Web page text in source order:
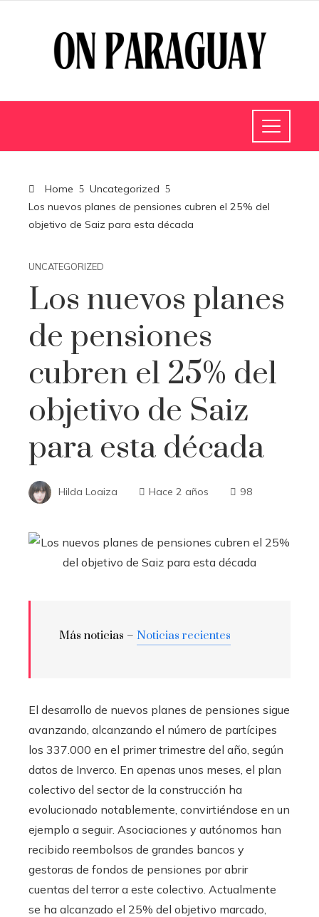
Home
Uncategorized
Los nuevos planes de pensiones cubren el 25% del
objetivo de Saiz para esta década
UNCATEGORIZED
Los nuevos planes
de pensiones
cubren el 25% del
objetivo de Saiz
para esta década
Hilda Loaiza Hace 2 años 98
Más noticias – Noticias recientes
El desarrollo de nuevos planes de pensiones sigue
avanzando, alcanzando el número de partícipes
los 337.000 en el primer trimestre del año, según
datos de Inverco. En apenas unos meses, el plan
colectivo del sector de la construcción ha
evolucionado notablemente, convirtiéndose en un
ejemplo a seguir. Asociaciones y autónomos han
recibido reembolsos de grandes bancos y
gestoras de fondos de pensiones por abrir
cuentas del terror a este colectivo. Actualmente
se ha alcanzado el 25% del objetivo marcado,